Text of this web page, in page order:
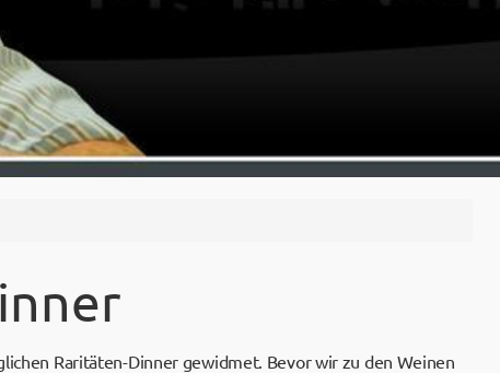
Raritäten-Dinner gewidmet. Bevor wir zu den Weinen